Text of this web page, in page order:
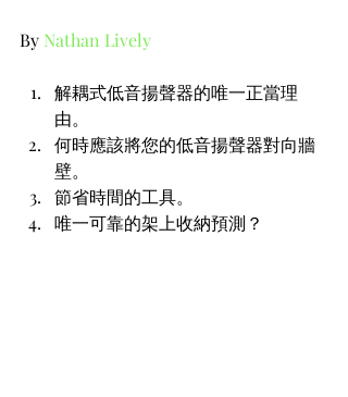
By Nathan Lively
解耦式低音揚聲器的唯一正當理
由。
何時應該將您的低音揚聲器對向牆
壁。
節省時間的工具。
唯一可靠的架上收納預測？